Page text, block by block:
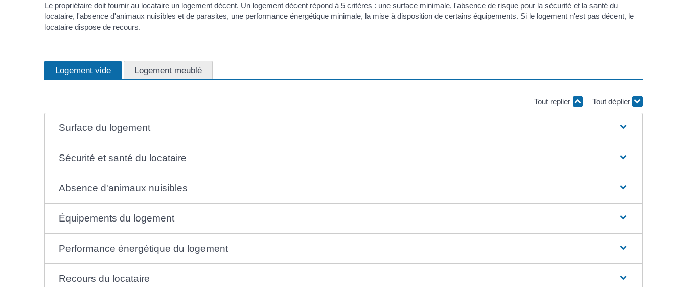
Le propriétaire doit fournir au locataire un logement décent. Un logement décent répond à 5 critères : une surface minimale, l'absence de risque pour la sécurité et la santé du
locataire, l'absence d'animaux nuisibles et de parasites, une performance énergétique minimale, la mise à disposition de certains équipements. Si le logement n'est pas décent, le
locataire dispose de recours.
Logement vide Logement meublé
Tout replier Tout déplier
Surface du logement
Sécurité et santé du locataire
Absence d'animaux nuisibles
Équipements du logement
Performance énergétique du logement
Recours du locataire